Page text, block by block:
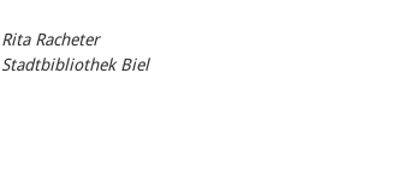
Rita Racheter
Stadtbibliothek Biel